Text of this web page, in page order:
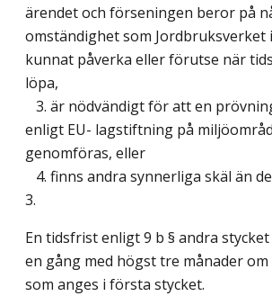
ärendet och förseningen beror på
omständighet som Jordbruksverket
kunnat påverka eller förutse när
löpa,
3. är nödvändigt för att en
enligt EU- lagstiftning på
genomföras, eller
4. finns andra synnerliga skäl än
3.
En tidsfrist enligt 9 b § andra
en gång med högst tre månader
som anges i första stycket.